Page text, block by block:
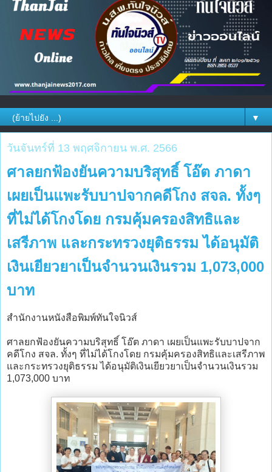
▼
วันจันทร์ที่ 13 พฤศจิกายน พ.ศ. 2566
ศาลยกฟ้องยันความบริสุทธิ์ โอ๊ต ภาดา
เผยเป็นแพะรับบาปจากคดีโกง สจล. ทั้งๆ
ที่ไม่ได้โกงโดย กรมคุ้มครองสิทธิและ
เสรีภาพ และกระทรวงยุติธรรม ได้อนุมัติ
เงินเยียวยาเป็นจำนวนเงินรวม 1,073,000
บาท
สำนักงานหนังสือพิมพ์ทันใจนิวส์
ศาลยกฟ้องยันความบริสุทธิ์ โอ๊ต ภาดา เผยเป็นแพะรับบาปจาก
คดีโกง สจล. ทั้งๆ ที่ไม่ได้โกงโดย กรมคุ้มครองสิทธิและเสรีภาพ
และกระทรวงยุติธรรม ได้อนุมัติเงินเยียวยาเป็นจำนวนเงินรวม
1,073,000 บาท